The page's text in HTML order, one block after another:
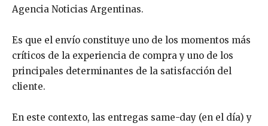
Agencia Noticias Argentinas.
Es que el envío constituye uno de los momentos más
críticos de la experiencia de compra y uno de los
principales determinantes de la satisfacción del
cliente.
En este contexto, las entregas same-day (en el día) y